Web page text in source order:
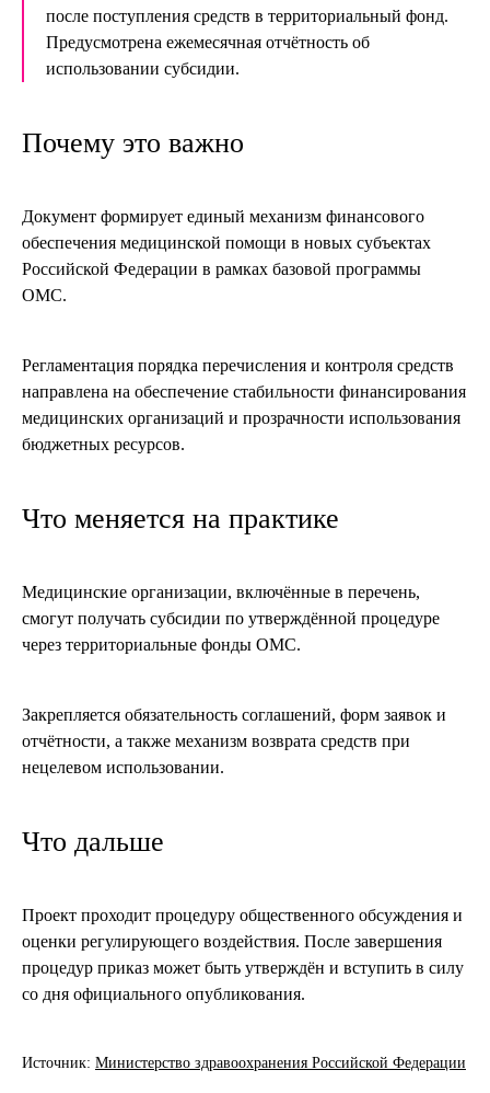
после поступления средств в территориальный фонд.
Предусмотрена ежемесячная отчётность об
использовании субсидии.
Почему это важно
Документ формирует единый механизм финансового
обеспечения медицинской помощи в новых субъектах
Российской Федерации в рамках базовой программы
ОМС.
Регламентация порядка перечисления и контроля средств
направлена на обеспечение стабильности финансирования
медицинских организаций и прозрачности использования
бюджетных ресурсов.
Что меняется на практике
Медицинские организации, включённые в перечень,
смогут получать субсидии по утверждённой процедуре
через территориальные фонды ОМС.
Закрепляется обязательность соглашений, форм заявок и
отчётности, а также механизм возврата средств при
нецелевом использовании.
Что дальше
Проект проходит процедуру общественного обсуждения и
оценки регулирующего воздействия. После завершения
процедур приказ может быть утверждён и вступить в силу
со дня официального опубликования.
Источник: Министерство здравоохранения Российской Федерации